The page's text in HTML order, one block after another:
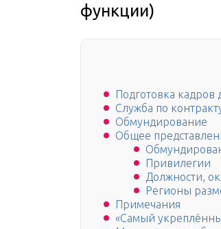
функции)
Подготовка кадров
Служба по
Обмундирование
Общее
Привилегии
Должности,
Регионы
Примечания
«Самый